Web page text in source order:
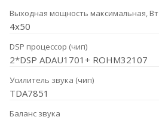
Выходная мощность максимальная, Вт
4x50
DSP процессор (чип)
2*DSP ADAU1701+ ROHM32107
Усилитель звука (чип)
TDA7851
Баланс звука